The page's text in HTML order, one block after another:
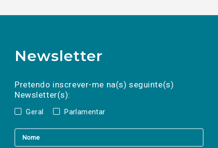
Newsletter
Pretendo inscrever-me na(s) seguinte(s)
Newsletter(s):
Geral Parlamentar
a(s) newsletter(s).
mail